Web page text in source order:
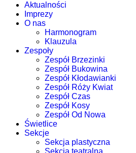
Aktualności
Imprezy
O nas
Harmonogram
Klauzula
Zespoły
Zespół Brzezinki
Zespół Bukowina
Zespół Kłodawianki
Zespół Róży Kwiat
Zespół Czas
Zespół Kosy
Zespół Od Nowa
Świetlice
Sekcje
Sekcja plastyczna
Sekcja teatralna